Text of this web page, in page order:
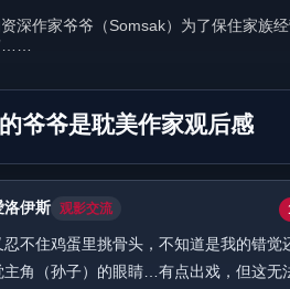
深作家爷爷（Somsak）为了保住家族
爷爷是耽美作家观后感
洛伊斯 观影交流
忍不住鸡蛋里挑骨头，不知道是我的错觉
主角（孙子）的眼睛…有点出戏，但这无